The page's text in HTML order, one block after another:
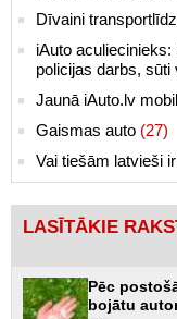
Dīvaini
iAuto
policijas darbs, sūti
Jaunā iAuto.lv
Gaismas auto (27)
Vai tiešām latvieši
LASĪTĀKIE
Pēc
bojātu